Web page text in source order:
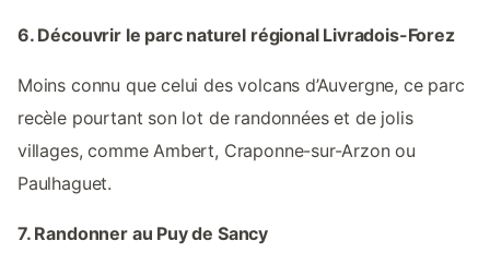
6. Découvrir le parc naturel régional Livradois-Forez
Moins connu que celui des volcans d’Auvergne, ce parc
recèle pourtant son lot de randonnées et de jolis
villages, comme Ambert, Craponne-sur-Arzon ou
Paulhaguet.
7. Randonner au Puy de Sancy